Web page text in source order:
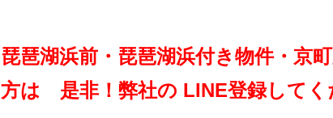
琵琶湖浜前・琵琶湖浜付き物件・京
方は 是非！弊社の LINE登録してく